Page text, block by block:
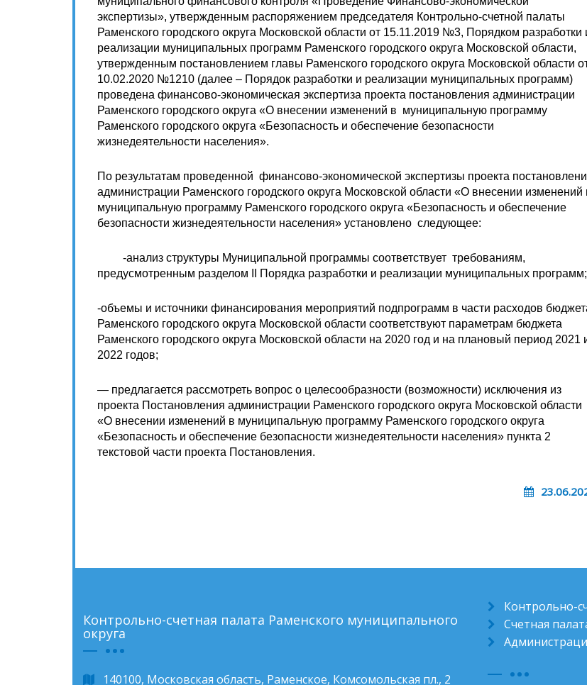
экспертизы», утвержденным распоряжением председателя Контрольно-счетной палаты
Раменского городского округа Московской области от 15.11.2019 №3, Порядком разработки
реализации муниципальных программ Раменского городского округа Московской области,
утвержденным постановлением главы Раменского городского округа Московской области
10.02.2020 №1210 (далее – Порядок разработки и реализации муниципальных программ)
проведена финансово-экономическая экспертиза проекта постановления администрации
Раменского городского округа «О внесении изменений в муниципальную программу
Раменского городского округа «Безопасность и обеспечение безопасности
жизнедеятельности населения».
По результатам проведенной финансово-экономической экспертизы проекта
администрации Раменского городского округа Московской области «О внесении изменений
муниципальную программу Раменского городского округа «Безопасность и обеспечение
безопасности жизнедеятельности населения» установлено следующее:
-анализ структуры Муниципальной программы соответствует требованиям,
предусмотренным разделом II Порядка разработки и реализации муниципальных программ;
-объемы и источники финансирования мероприятий подпрограмм в части расходов
Раменского городского округа Московской области соответствуют параметрам бюджета
Раменского городского округа Московской области на 2020 год и на плановый период 2021
2022 годов;
— предлагается рассмотреть вопрос о целесообразности (возможности) исключения из
проекта Постановления администрации Раменского городского округа Московской области
«О внесении изменений в муниципальную программу Раменского городского округа
«Безопасность и обеспечение безопасности жизнедеятельности населения» пункта 2
текстовой части проекта Постановления.
Контрольно-счетная палата Раменского муниципального
округа
140100, Московская область, Раменское, Комсомольская пл., 2
Контрольно-
Счетная